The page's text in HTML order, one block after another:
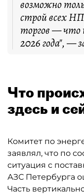
возможно
строй всех
торгов — что
2026 года", —
Что
здесь и
Комитет по
заявлял, что по
ситуация с
АЗС Петербурга
Часть